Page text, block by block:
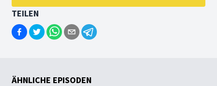
TEILEN
ÄHNLICHE EPISODEN